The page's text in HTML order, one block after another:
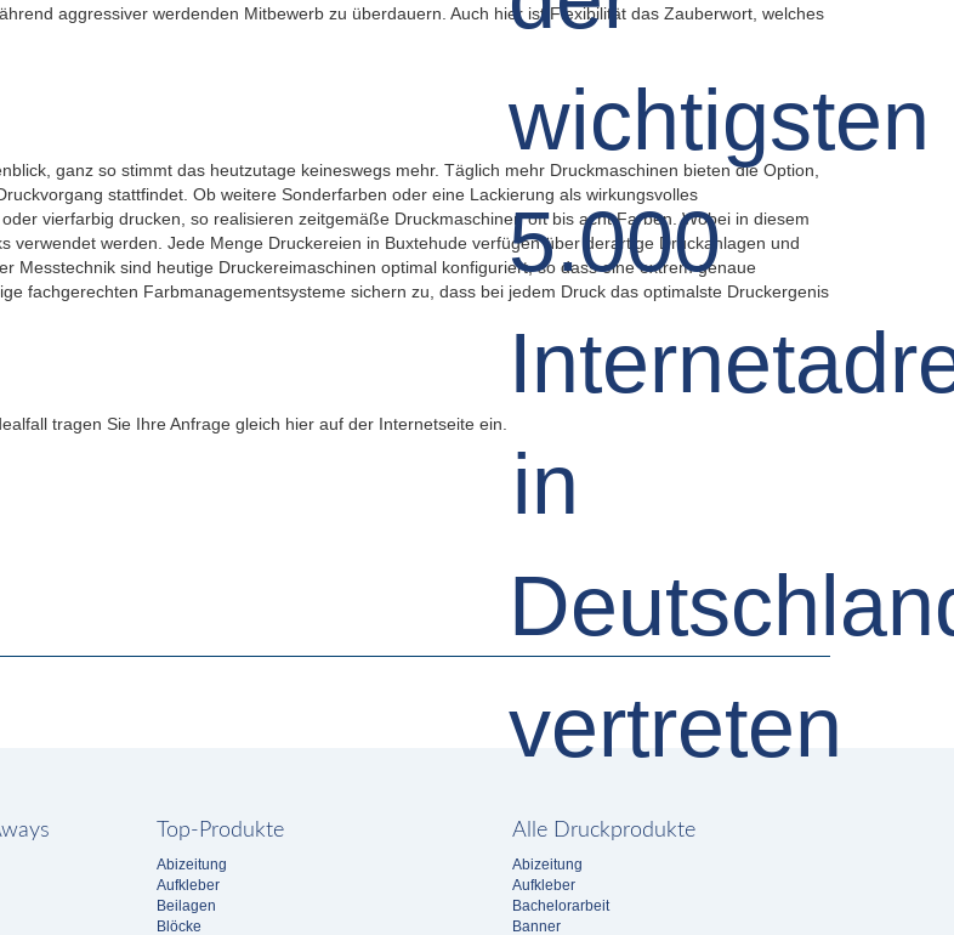
aggressiver werdenden Mitbewerb zu überdauern. Auch hier ist Flexibilität das Zauberwort, welches
ganz so stimmt das heutzutage keineswegs mehr. Täglich mehr Druckmaschinen bieten die Option,
stattfindet. Ob weitere Sonderfarben oder eine Lackierung als wirkungsvolles
vierfarbig drucken, so realisieren zeitgemäße Druckmaschinen oft bis acht Farben. Wobei in diesem
verwendet werden. Jede Menge Druckereien in Buxtehude verfügen über derartige Druckanlagen und
Messtechnik sind heutige Druckereimaschinen optimal konfiguriert, so dass eine extrem genaue
fachgerechten Farbmanagementsysteme sichern zu, dass bei jedem Druck das optimalste Druckergenis
tragen Sie Ihre Anfrage gleich hier auf der Internetseite ein.
Top-Produkte
Abizeitung
Aufkleber
Beilagen
Blöcke
Alle Druckprodukte
Abizeitung
Aufkleber
Bachelorarbeit
Banner